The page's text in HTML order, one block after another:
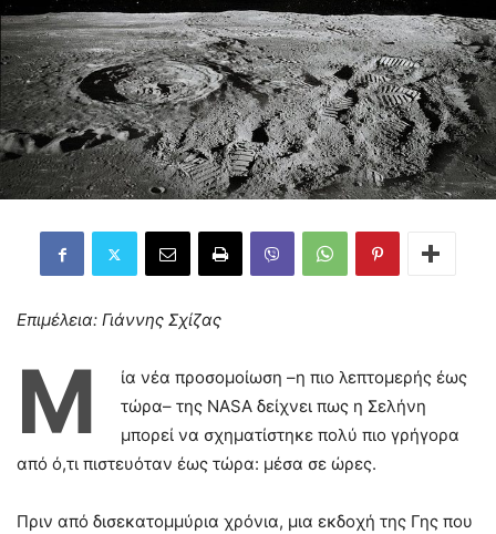
Επιμέλεια: Γιάννης Σχίζας
Μ
ία νέα προσομοίωση –η πιο λεπτομερής έως
τώρα– της NASA δείχνει πως η Σελήνη
μπορεί να σχηματίστηκε πολύ πιο γρήγορα
από ό,τι πιστευόταν έως τώρα: μέσα σε ώρες.
Πριν από δισεκατομμύρια χρόνια, μια εκδοχή της Γης που